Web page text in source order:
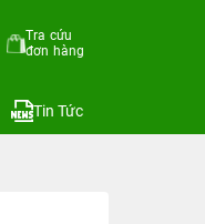
Tra cứu
đơn hàng
Tin Tức